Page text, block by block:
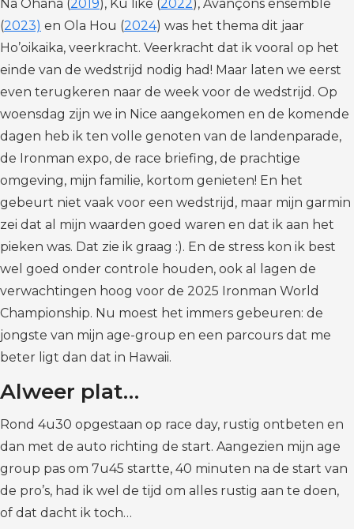
Na Ohana (2019), Ku like (2022), Avançons ensemble
(2023) en Ola Hou (2024) was het thema dit jaar
Ho’oikaika, veerkracht. Veerkracht dat ik vooral op het
einde van de wedstrijd nodig had! Maar laten we eerst
even terugkeren naar de week voor de wedstrijd. Op
woensdag zijn we in Nice aangekomen en de komende
dagen heb ik ten volle genoten van de landenparade,
de Ironman expo, de race briefing, de prachtige
omgeving, mijn familie, kortom genieten! En het
gebeurt niet vaak voor een wedstrijd, maar mijn garmin
zei dat al mijn waarden goed waren en dat ik aan het
pieken was. Dat zie ik graag :). En de stress kon ik best
wel goed onder controle houden, ook al lagen de
verwachtingen hoog voor de 2025 Ironman World
Championship. Nu moest het immers gebeuren: de
jongste van mijn age-group en een parcours dat me
beter ligt dan dat in Hawaii.
Alweer plat…
Rond 4u30 opgestaan op race day, rustig ontbeten en
dan met de auto richting de start. Aangezien mijn age
group pas om 7u45 startte, 40 minuten na de start van
de pro’s, had ik wel de tijd om alles rustig aan te doen,
of dat dacht ik toch…